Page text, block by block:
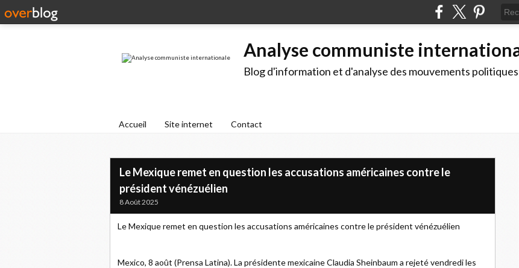
Analyse communiste
Blog d'information et d'analyse des mouvements politiques
Accueil Site internet Contact
Le Mexique remet en question les accusations américaines contre le
président vénézuélien
8 Août 2025
Le Mexique remet en question les accusations américaines contre le président vénézuélien
Mexico, 8 août (Prensa Latina). La présidente mexicaine Claudia Sheinbaum a rejeté vendredi les